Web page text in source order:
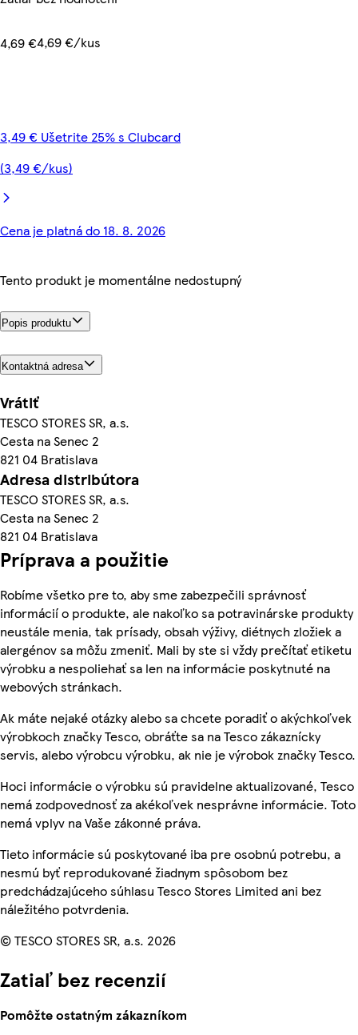
4,69 €4,69 €/kus
3,49 € Ušetrite 25% s Clubcard
(3,49 €/kus)
Cena je platná do 18. 8. 2026
Tento produkt je momentálne nedostupný
Popis produktu
Kontaktná adresa
Vrátiť
TESCO STORES SR, a.s.
Cesta na Senec 2
821 04 Bratislava
Adresa distribútora
TESCO STORES SR, a.s.
Cesta na Senec 2
821 04 Bratislava
Príprava a použitie
Robíme všetko pre to, aby sme zabezpečili správnosť
informácií o produkte, ale nakoľko sa potravinárske produkty
neustále menia, tak prísady, obsah výživy, diétnych zložiek a
alergénov sa môžu zmeniť. Mali by ste si vždy prečítať etiketu
výrobku a nespoliehať sa len na informácie poskytnuté na
webových stránkach.
Ak máte nejaké otázky alebo sa chcete poradiť o akýchkoľvek
výrobkoch značky Tesco, obráťte sa na Tesco zákaznícky
servis, alebo výrobcu výrobku, ak nie je výrobok značky Tesco.
Hoci informácie o výrobku sú pravidelne aktualizované, Tesco
nemá zodpovednosť za akékoľvek nesprávne informácie. Toto
nemá vplyv na Vaše zákonné práva.
Tieto informácie sú poskytované iba pre osobnú potrebu, a
nesmú byť reprodukované žiadnym spôsobom bez
predchádzajúceho súhlasu Tesco Stores Limited ani bez
náležitého potvrdenia.
© TESCO STORES SR, a.s. 2026
Zatiaľ bez recenzií
Pomôžte ostatným zákazníkom